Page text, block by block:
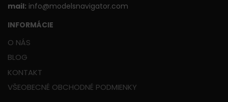
mail: info@modelsnavigator.com
INFORMÁCIE
O NÁS
BLOG
KONTAKT
VŠEOBECNÉ OBCHODNÉ PODMIENKY